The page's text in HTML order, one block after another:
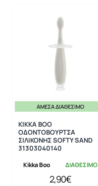
ΆΜΕΣΑ ΔΙΑΘΈΣΙΜΟ
Kikka Boo ΔΙΑΘΕΣΙΜΟ
KIKKA BOO
ΟΔΟΝΤΟΒΟΥΡΤΣΑ
ΣΙΛΙΚΟΝΗΣ SOFTY SAND
31303040140
2,90€